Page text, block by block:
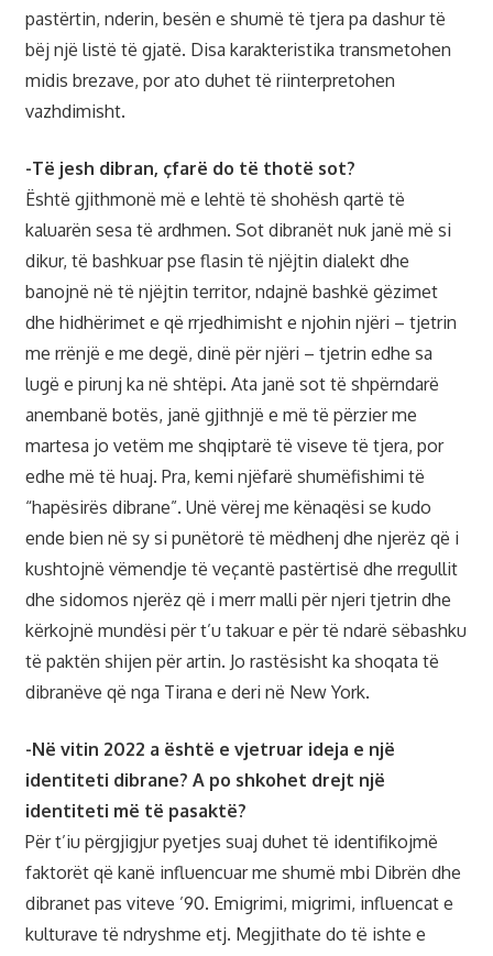
pastërtin, nderin, besën e shumë të tjera pa dashur të
bëj një listë të gjatë. Disa karakteristika transmetohen
midis brezave, por ato duhet të riinterpretohen
vazhdimisht.
-Të jesh dibran, çfarë do të thotë sot?
Është gjithmonë më e lehtë të shohësh qartë të
kaluarën sesa të ardhmen. Sot dibranët nuk janë më si
dikur, të bashkuar pse flasin të njëjtin dialekt dhe
banojnë në të njëjtin territor, ndajnë bashkë gëzimet
dhe hidhërimet e që rrjedhimisht e njohin njëri – tjetrin
me rrënjë e me degë, dinë për njëri – tjetrin edhe sa
lugë e pirunj ka në shtëpi. Ata janë sot të shpërndarë
anembanë botës, janë gjithnjë e më të përzier me
martesa jo vetëm me shqiptarë të viseve të tjera, por
edhe më të huaj. Pra, kemi njëfarë shumëfishimi të
“hapësirës dibrane”. Unë vërej me kënaqësi se kudo
ende bien në sy si punëtorë të mëdhenj dhe njerëz që i
kushtojnë vëmendje të veçantë pastërtisë dhe rregullit
dhe sidomos njerëz që i merr malli për njeri tjetrin dhe
kërkojnë mundësi për t’u takuar e për të ndarë sëbashku
të paktën shijen për artin. Jo rastësisht ka shoqata të
dibranëve që nga Tirana e deri në New York.
-Në vitin 2022 a është e vjetruar ideja e një
identiteti dibrane? A po shkohet drejt një
identiteti më të pasaktë?
Për t’iu përgjigjur pyetjes suaj duhet të identifikojmë
faktorët që kanë influencuar me shumë mbi Dibrën dhe
dibranet pas viteve ’90. Emigrimi, migrimi, influencat e
kulturave të ndryshme etj. Megjithate do të ishte e